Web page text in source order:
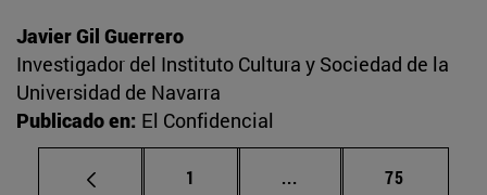
Javier Gil Guerrero
Investigador del Instituto Cultura y Sociedad de la
Universidad de Navarra
Publicado en: El Confidencial
Página
1 ... Páginas intermedias
Página
75